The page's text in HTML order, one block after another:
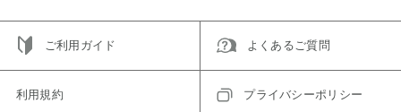
ご利用ガイド よくあるご質問
利用規約 プライバシーポリシー